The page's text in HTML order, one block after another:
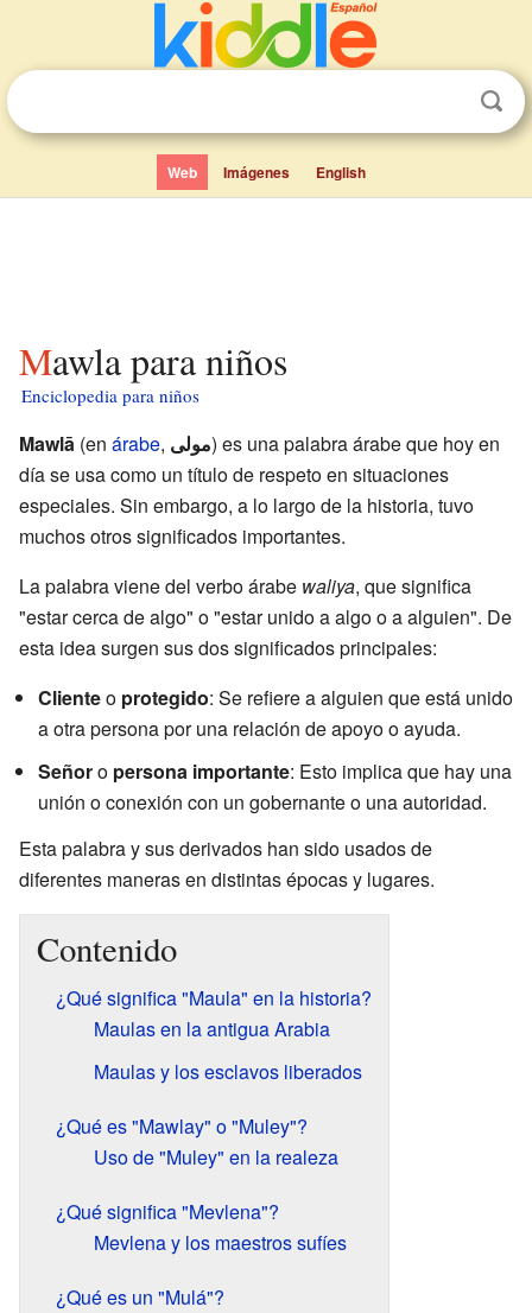
Web Imágenes English
Mawla para niños
Enciclopedia para niños
Mawlā (en árabe, مولى) es una palabra árabe que hoy en
día se usa como un título de respeto en situaciones
especiales. Sin embargo, a lo largo de la historia, tuvo
muchos otros significados importantes.
La palabra viene del verbo árabe waliya, que significa
"estar cerca de algo" o "estar unido a algo o a alguien". De
esta idea surgen sus dos significados principales:
Clienteo protegido: Se refiere a alguien que está unido
a otra persona por una relación de apoyo o ayuda.
Señoro persona importante: Esto implica que hay una
unión o conexión con un gobernante o una autoridad.
Esta palabra y sus derivados han sido usados de
diferentes maneras en distintas épocas y lugares.
Contenido
¿Qué significa "Maula" en la historia?
Maulas en la antigua Arabia
Maulas y los esclavos liberados
¿Qué es "Mawlay" o "Muley"?
Uso de "Muley" en la realeza
¿Qué significa "Mevlena"?
Mevlena y los maestros sufíes
¿Qué es un "Mulá"?